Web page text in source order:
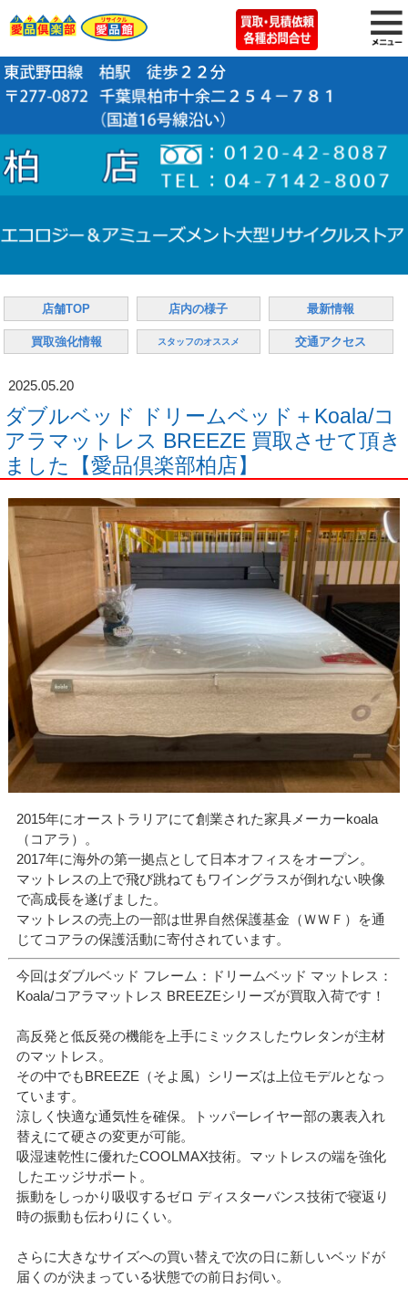
店舗TOP 店内の様子 最新情報
買取強化情報 スタッフのオススメ 交通アクセス
2025.05.20
ダブルベッド ドリームベッド＋Koala/コ
アラマットレス BREEZE 買取させて頂き
ました【愛品倶楽部柏店】
2015年にオーストラリアにて創業された家具メーカーkoala
（コアラ）。
2017年に海外の第一拠点として日本オフィスをオープン。
マットレスの上で飛び跳ねてもワイングラスが倒れない映像
で高成長を遂げました。
マットレスの売上の一部は世界自然保護基金（ＷＷＦ）を通
じてコアラの保護活動に寄付されています。
今回はダブルベッド フレーム：ドリームベッド マットレス：
Koala/コアラマットレス BREEZEシリーズが買取入荷です！
高反発と低反発の機能を上手にミックスしたウレタンが主材
のマットレス。
その中でもBREEZE（そよ風）シリーズは上位モデルとなっ
ています。
涼しく快適な通気性を確保。トッパーレイヤー部の裏表入れ
替えにて硬さの変更が可能。
吸湿速乾性に優れたCOOLMAX技術。マットレスの端を強化
したエッジサポート。
振動をしっかり吸収するゼロ ディスターバンス技術で寝返り
時の振動も伝わりにくい。
さらに大きなサイズへの買い替えで次の日に新しいベッドが
届くのが決まっている状態での前日お伺い。